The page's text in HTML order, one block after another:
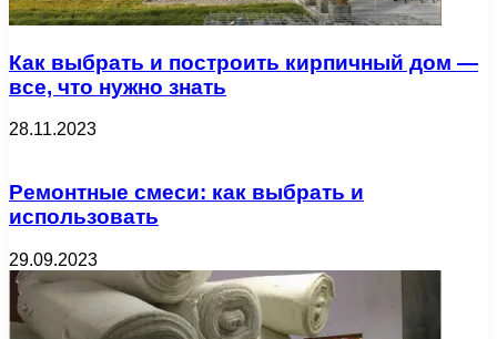
Как выбрать и построить кирпичный дом —
все, что нужно знать
28.11.2023
Ремонтные смеси: как выбрать и
использовать
29.09.2023